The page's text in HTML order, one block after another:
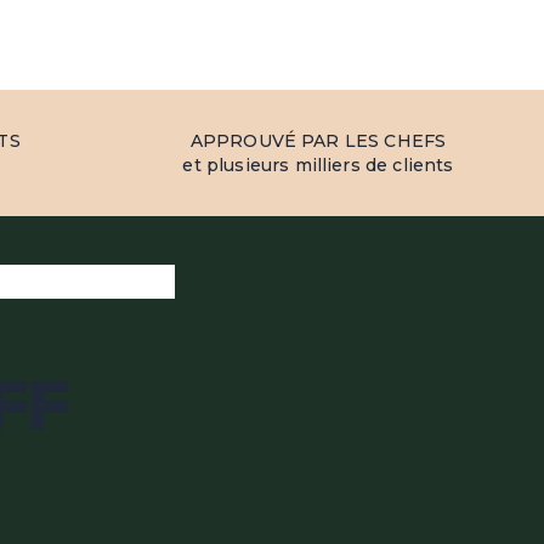
APPROUVÉ PAR LES CHEFS
et plusieurs milliers de clients